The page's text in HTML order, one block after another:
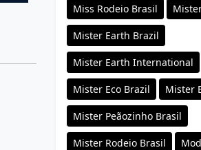
Miss Rodeio Brasil
Mister Earth Brazil
Mister Earth International
Mister Eco Brazil Mister
Mister Peãozinho Brasil
Mister Rodeio Brasil